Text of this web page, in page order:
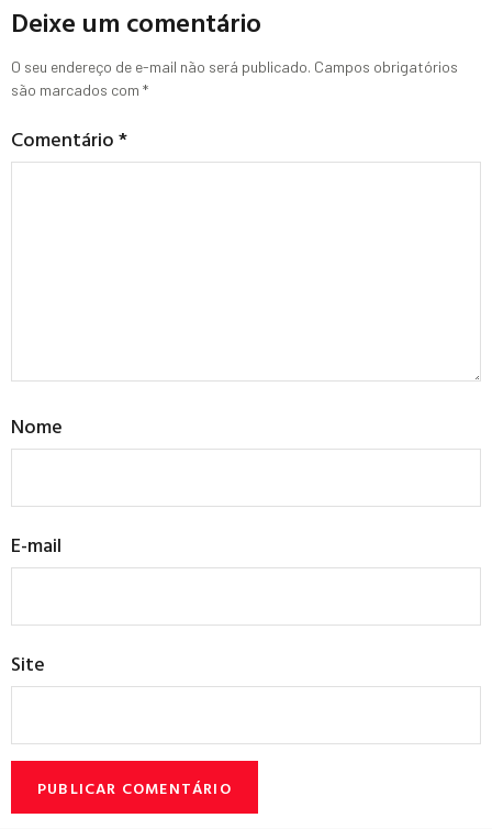
Deixe um comentário
O seu endereço de e-mail não será publicado. Campos obrigatórios
são marcados com *
Comentário*
Nome
E-mail
Site